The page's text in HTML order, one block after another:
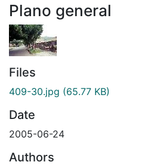
Plano general
Files
409-30.jpg (65.77 KB)
Date
2005-06-24
Authors